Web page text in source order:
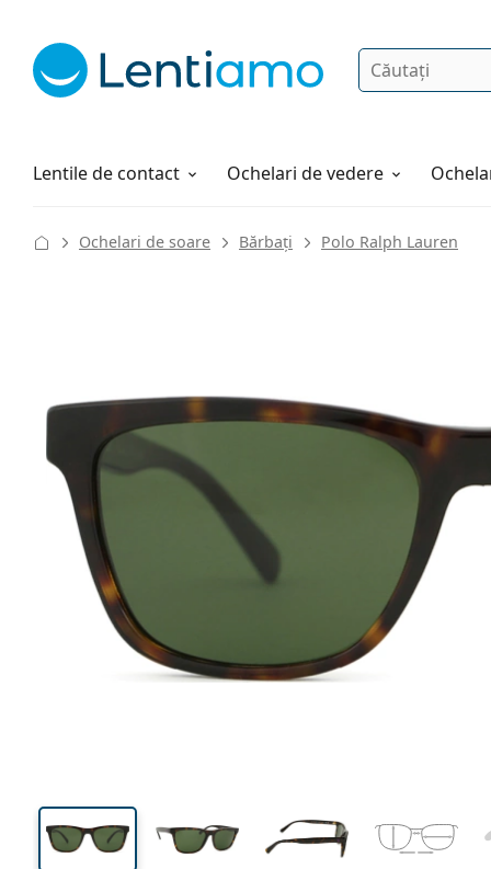
Căutare
Lentile de contact
Soluții Ochelari de vedere
Cum comandați
Ochelari de soare Bărbați Polo Ralph Lauren
138 mm
Lățimea ramei
41 mm
Înălțime lentilă
56 mm
Lățimea lentilei
Lățimea